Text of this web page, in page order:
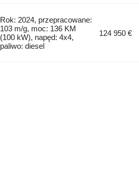
Rok: 2024, przepracowane:
103 m/g, moc: 136 KM
(100 kW), napęd: 4x4,
paliwo: diesel
124 950 €